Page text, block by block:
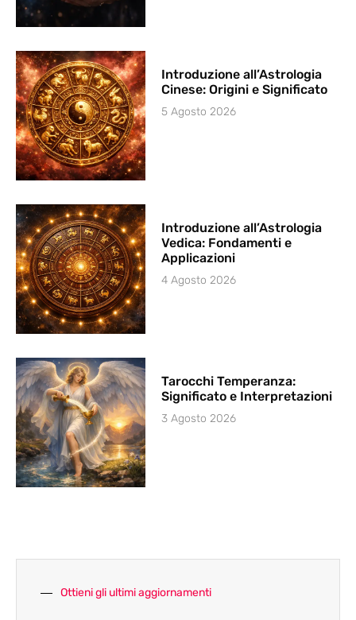
Introduzione all’Astrologia
Cinese: Origini e Significato
5 Agosto 2026
Introduzione all’Astrologia
Vedica: Fondamenti e
Applicazioni
4 Agosto 2026
Tarocchi Temperanza:
Significato e Interpretazioni
3 Agosto 2026
Ottieni gli ultimi aggiornamenti